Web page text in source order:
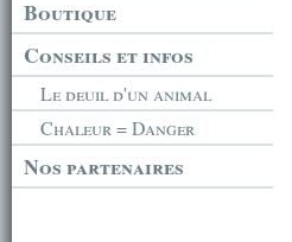
Boutique
Conseils et infos
Le deuil d'un animal
Chaleur = Danger
Nos partenaires